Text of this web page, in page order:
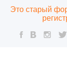
Это старый